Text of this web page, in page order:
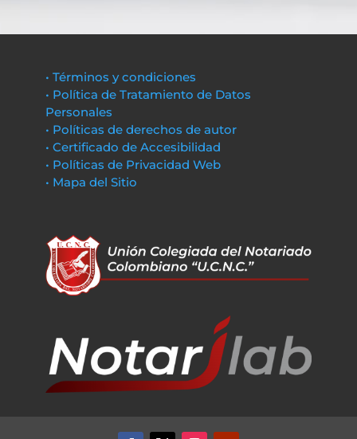
• Términos y condiciones
• Política de Tratamiento de Datos
Personales
• Políticas de derechos de autor
• Certificado de Accesibilidad
• Políticas de Privacidad Web
• Mapa del Sitio